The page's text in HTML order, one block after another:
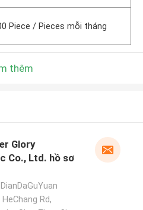
Piece / Pieces mỗi tháng
thêm
Glory
Co., Ltd. hồ sơ
Rd,